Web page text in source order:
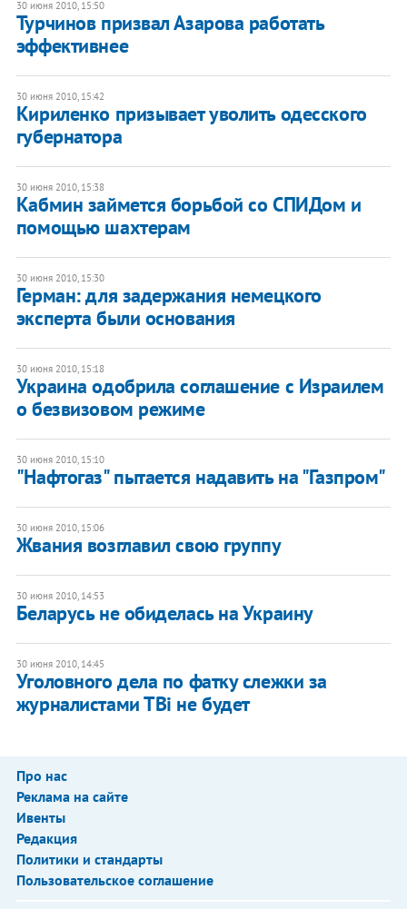
30 июня 2010, 15:50
Турчинов призвал Азарова работать
эффективнее
30 июня 2010, 15:42
Кириленко призывает уволить одесского
губернатора
30 июня 2010, 15:38
Кабмин займется борьбой со СПИДом и
помощью шахтерам
30 июня 2010, 15:30
Герман: для задержания немецкого
эксперта были основания
30 июня 2010, 15:18
Украина одобрила соглашение с Израилем
о безвизовом режиме
30 июня 2010, 15:10
"Нафтогаз" пытается надавить на "Газпром"
30 июня 2010, 15:06
Жвания возглавил свою группу
30 июня 2010, 14:53
Беларусь не обиделась на Украину
30 июня 2010, 14:45
Уголовного дела по фатку слежки за
журналистами ТВi не будет
Про нас
Реклама на сайте
Ивенты
Редакция
Политики и стандарты
Пользовательское соглашение